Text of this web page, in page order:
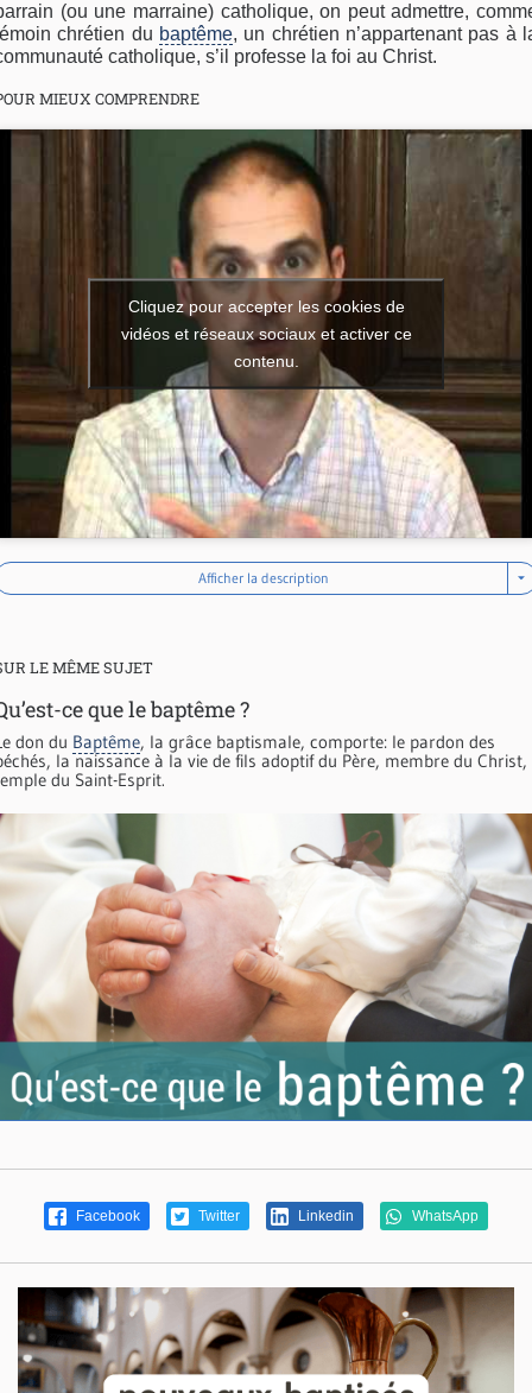
(ou une marraine) catholique, on peut admettre,
chrétien du baptême, un chrétien n’appartenant pas à
catholique, s’il professe la foi au Christ.
MIEUX COMPRENDRE
Cliquez pour accepter les cookies de
vidéos et réseaux sociaux et activer ce
contenu.
Afficher la description
LE MÊME SUJET
ce que le baptême ?
don du Baptême, la grâce baptismale, comporte: le pardon des
la naissance à la vie de fils adoptif du Père, membre du Christ,
du Saint-Esprit.
Facebook Twitter Linkedin WhatsApp